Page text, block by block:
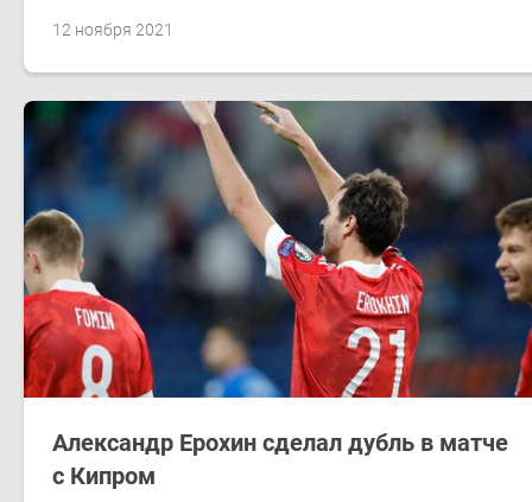
12 ноября 2021
Александр Ерохин сделал дубль в матче
с Кипром